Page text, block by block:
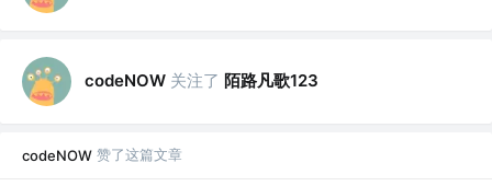
codeNOW 关注了 陌路凡歌123
codeNOW 赞了这篇文章